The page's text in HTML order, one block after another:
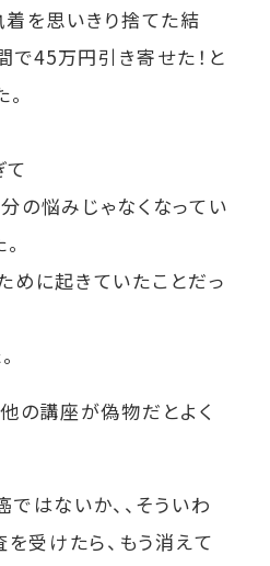
着を思いきり捨てた結
で45万円引き寄せた！と
て
の悩みじゃなくなってい
めに起きていたことだっ
の講座が偽物だとよく
はないか、、そういわ
受けたら、もう消えて